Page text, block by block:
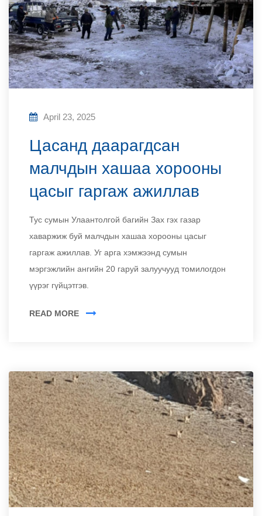
April 23, 2025
Цасанд даарагдсан
малчдын хашаа хорооны
цасыг гаргаж ажиллав
Тус сумын Улаантолгой багийн Зах гэх газар
хаваржиж буй малчдын хашаа хорооны цасыг
гаргаж ажиллав. Уг арга хэмжээнд сумын
мэргэжлийн ангийн 20 гаруй залуучууд томилогдон
үүрэг гүйцэтгэв.
READ MORE